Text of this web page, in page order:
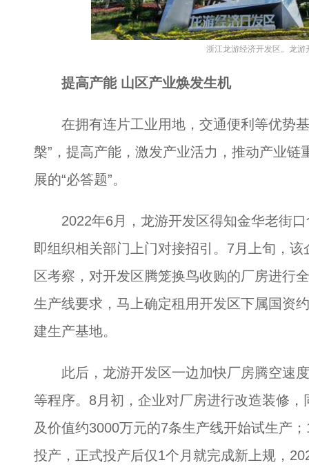
浙江龙游经济开发区。龙游
提高产能 山区产业焕发生机
在拥有连片工业用地，交通便利等优势基
槃”，提高产能，激发产业活力，推动产业
展的“必答题”。
2022年6月，龙游开发区得知金华老街口
即组织相关部门上门对接招引。7月上旬，
区考察，对开发区腾笼换鸟收购的厂房进行
生产线要求，马上确定租用开发区下属国资
建生产基地。
此后，龙游开发区一边加快厂房腾空速度
等程序。8月初，企业对厂房进行改造装修
及价值约3000万元的7条生产线开始试生产
投产，正式投产后仅1个月就完成新上规，